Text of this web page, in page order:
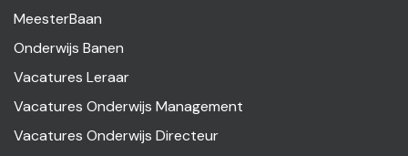
MeesterBaan
Onderwijs Banen
Vacatures Leraar
Vacatures Onderwijs Management
Vacatures Onderwijs Directeur